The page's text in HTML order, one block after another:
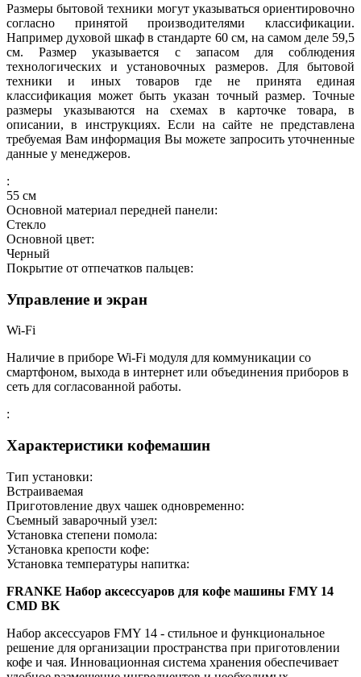
Размеры бытовой техники могут указываться ориентировочно
согласно принятой производителями классификации.
Например духовой шкаф в стандарте 60 см, на самом деле 59,5
см. Размер указывается с запасом для соблюдения
технологических и установочных размеров. Для бытовой
техники и иных товаров где не принята единая
классификация может быть указан точный размер. Точные
размеры указываются на схемах в карточке товара, в
описании, в инструкциях. Если на сайте не представлена
требуемая Вам информация Вы можете запросить уточненные
данные у менеджеров.
:
55 см
Основной материал передней панели:
Стекло
Основной цвет:
Черный
Покрытие от отпечатков пальцев:
Управление и экран
Wi-Fi
Наличие в приборе Wi-Fi модуля для коммуникации со
смартфоном, выхода в интернет или объединения приборов в
сеть для согласованной работы.
:
Характеристики кофемашин
Тип установки:
Встраиваемая
Приготовление двух чашек одновременно:
Съемный заварочный узел:
Установка степени помола:
Установка крепости кофе:
Установка температуры напитка:
FRANKE Набор аксессуаров для кофе машины FMY 14
CMD BK
Набор аксессуаров FMY 14 - стильное и функциональное
решение для организации пространства при приготовлении
кофе и чая. Инновационная система хранения обеспечивает